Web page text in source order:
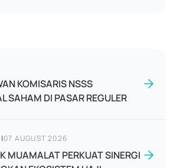
KOMISARIS NSSS
SAHAM DI PASAR REGULER
|07 AUGUST 2026
MUAMALAT PERKUAT SINERGI